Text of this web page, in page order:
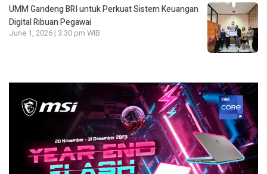
UMM Gandeng BRI untuk Perkuat Sistem Keuangan
Digital Ribuan Pegawai
June 1, 2026 | 3:30 pm WIB